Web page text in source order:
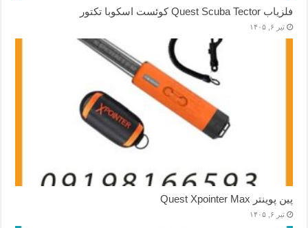
فلزیاب Quest Scuba Tector کوئست اسکوبا تکتور
تیر ۶, ۱۴۰۵
پین پوینتر Quest Xpointer Max
تیر ۶, ۱۴۰۵